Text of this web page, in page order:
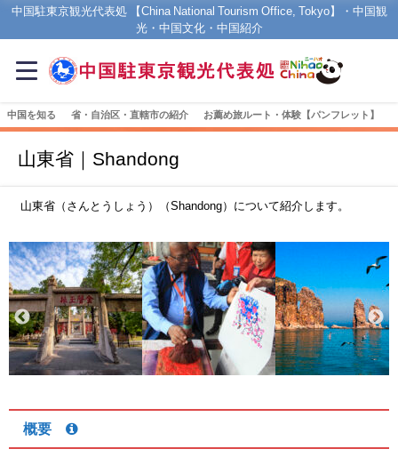
中国駐東京観光代表処 【China National Tourism Office, Tokyo】・中国観
光・中国文化・中国紹介
中国を知る 省・自治区・直轄市の紹介 お薦め旅ルート・体験【パンフレット】
山東省｜Shandong
山東省（さんとうしょう）（Shandong）について紹介します。
概要